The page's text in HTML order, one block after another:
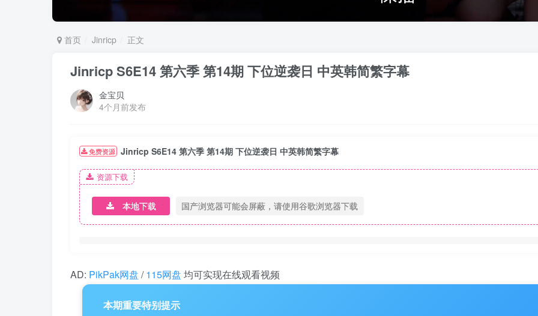
首页 Jinricp 正文
Jinricp S6E14 第六季 第14期 下位逆袭日 中英韩简繁字幕
金宝贝
4个月前发布
免费资源 Jinricp S6E14 第六季 第14期 下位逆袭日 中英韩简繁字幕
资源下载
本地下载 国产浏览器可能会屏蔽，请使用谷歌浏览器下载
AD: PikPak网盘 /115网盘 均可实现在线观看视频
本期重要特别提示